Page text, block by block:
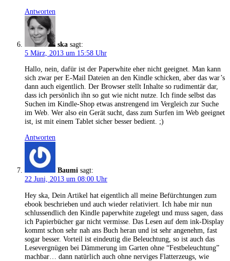
Antworten
ska sagt:
5 März, 2013 um 15:58 Uhr
Hallo, nein, dafür ist der Paperwhite eher nicht geeignet. Man kann
sich zwar per E-Mail Dateien an den Kindle schicken, aber das war’s
dann auch eigentlich. Der Browser stellt Inhalte so rudimentär dar,
dass ich persönlich ihn so gut wie nicht nutze. Ich finde selbst das
Suchen im Kindle-Shop etwas anstrengend im Vergleich zur Suche
im Web. Wer also ein Gerät sucht, dass zum Surfen im Web geeignet
ist, ist mit einem Tablet sicher besser bedient. ;)
Antworten
Baumi sagt:
22 Juni, 2013 um 08:00 Uhr
Hey ska, Dein Artikel hat eigentlich all meine Befürchtungen zum
ebook beschrieben und auch wieder relativiert. Ich habe mir nun
schlussendlich den Kindle paperwhite zugelegt und muss sagen, dass
ich Papierbücher gar nicht vermisse. Das Lesen auf dem ink-Display
kommt schon sehr nah ans Buch heran und ist sehr angenehm, fast
sogar besser. Vorteil ist eindeutig die Beleuchtung, so ist auch das
Lesevergnügen bei Dämmerung im Garten ohne “Festbeleuchtung”
machbar… dann natürlich auch ohne nerviges Flatterzeugs, wie